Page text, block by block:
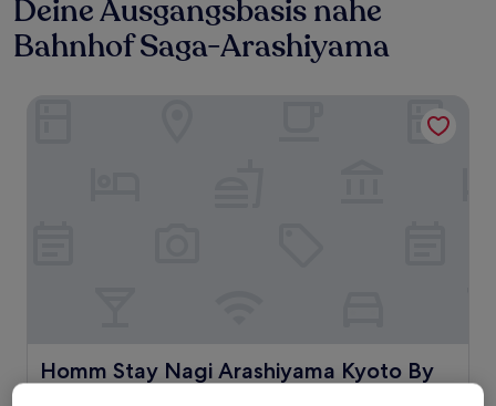
Deine Ausgangsbasis nahe
Bahnhof Saga-Arashiyama
Homm Stay Nagi Arashiyama Kyoto By
Homm Stay Nagi Arashiyama Kyoto By Banyan Group
Homm Stay Nagi Arashiyama Kyoto By Banyan Group